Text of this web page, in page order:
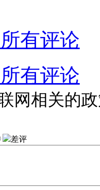
有评论
有评论
网相关的
差评